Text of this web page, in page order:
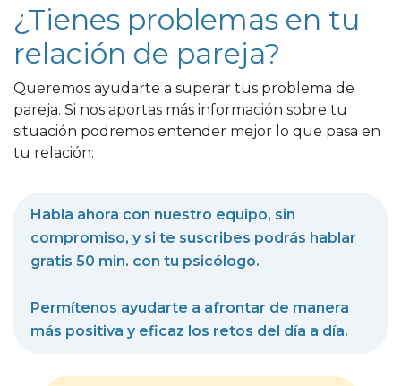
¿Tienes problemas en tu
relación de pareja?
Queremos ayudarte a superar tus problema de
pareja. Si nos aportas más información sobre tu
situación podremos entender mejor lo que pasa en
tu relación:
Habla ahora con nuestro equipo, sin
compromiso, y si te suscribes podrás hablar
gratis 50 min. con tu psicólogo.
Permítenos ayudarte a afrontar de manera
más positiva y eficaz los retos del día a día.